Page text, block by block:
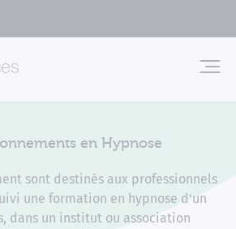
en Hypnose
sont destinés aux professionnels
une formation en hypnose d'un
dans un institut ou association
cookies